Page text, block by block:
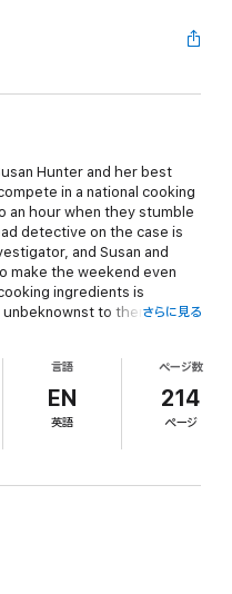
Hunter and her best
in a national cooking
an hour when they stumble
detective on the case is
and Susan and
make the weekend even
ingredients is
to them, they
さらに見る
言語
EN
英語
ページ数
214
ページ